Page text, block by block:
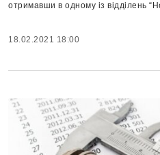
отримавши в одному із відділень
18.02.2021 18:00